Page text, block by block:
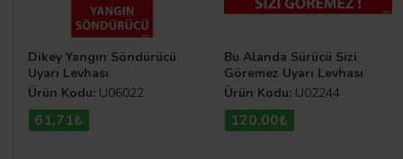
atabilirsiniz.
Dikey Yangın Söndürücü
Uyarı Levhası
Ürün Kodu: U06022
61,71₺
Bu Alanda Sürücü Sizi
Göremez Uyarı Levhası
Ürün Kodu: U02244
120,00₺